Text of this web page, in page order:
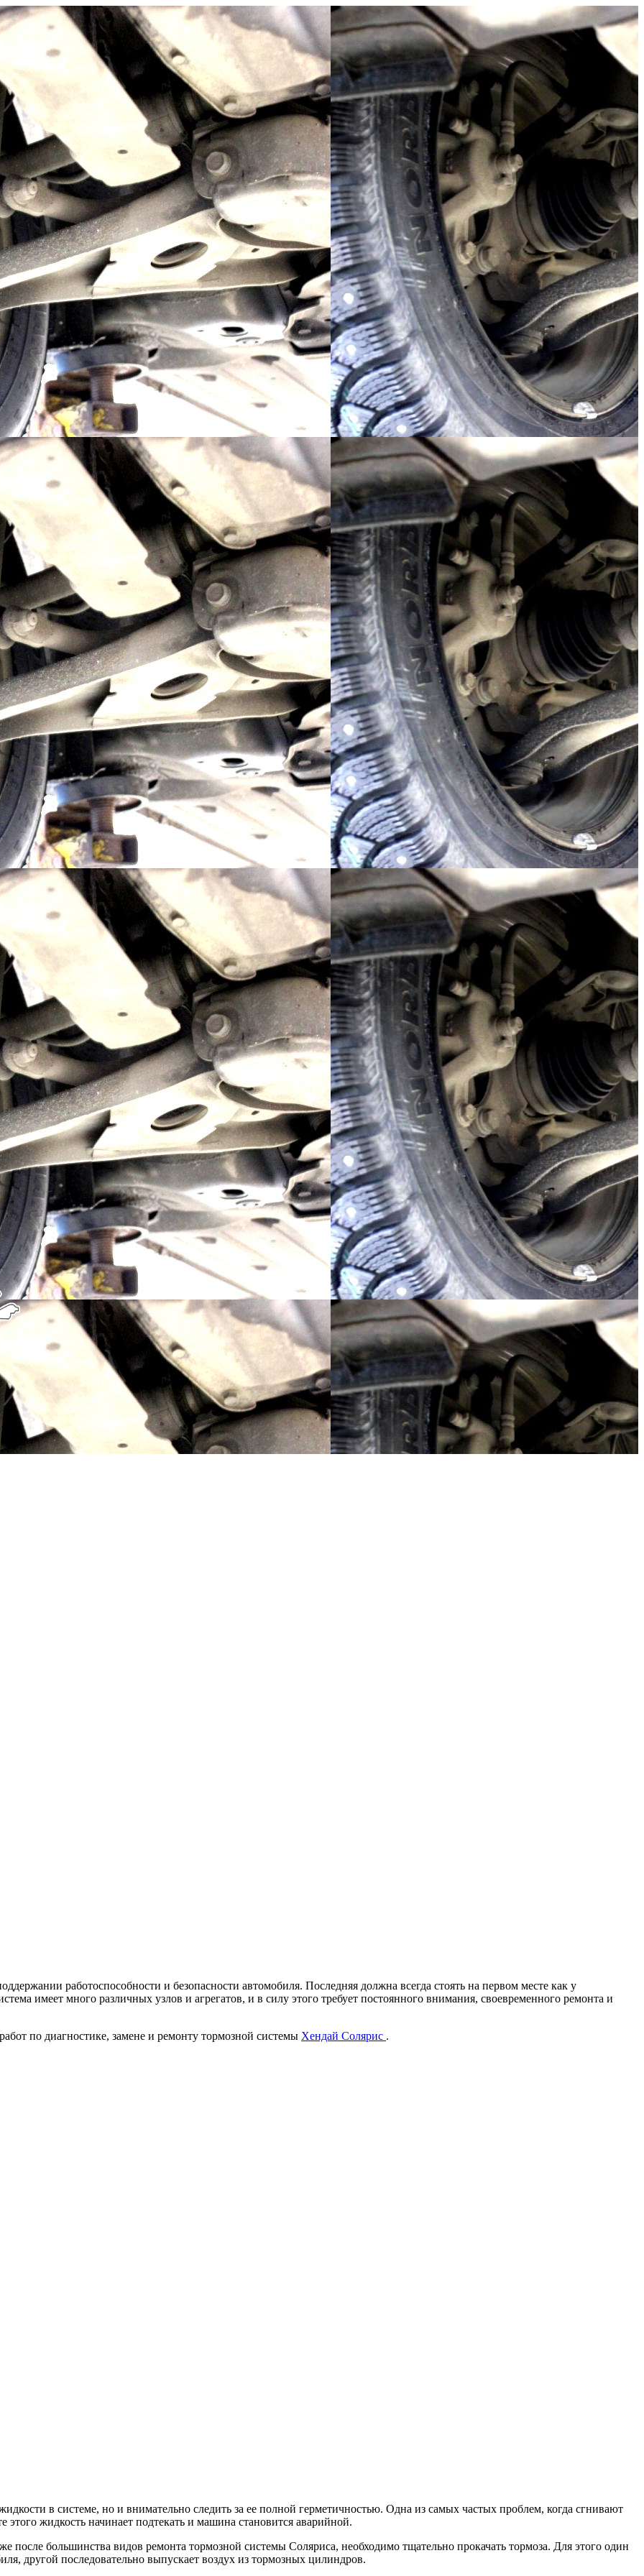
работоспособности и безопасности автомобиля. Последняя должна всегда стоять на первом месте как у
имеет много различных узлов и агрегатов, и в силу этого требует постоянного внимания, своевременного ремонта и
по диагностике, замене и ремонту тормозной системы Хендай Солярис .
в системе, но и внимательно следить за ее полной герметичностью. Одна из самых частых проблем, когда сгнивают
жидкость начинает подтекать и машина становится аварийной.
после большинства видов ремонта тормозной системы Соляриса, необходимо тщательно прокачать тормоза. Для этого один
другой последовательно выпускает воздух из тормозных цилиндров.